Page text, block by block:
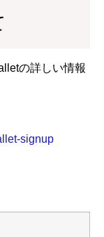
の詳しい情報
signup